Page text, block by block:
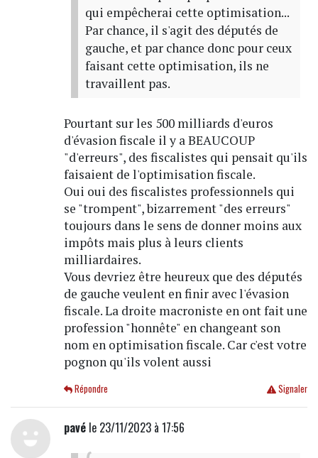
qui empêcherai cette optimisation...
Par chance, il s'agit des députés de
gauche, et par chance donc pour ceux
faisant cette optimisation, ils ne
travaillent pas.
Pourtant sur les 500 milliards d'euros
d'évasion fiscale il y a BEAUCOUP
"d'erreurs", des fiscalistes qui pensait qu'ils
faisaient de l'optimisation fiscale.
Oui oui des fiscalistes professionnels qui
se "trompent", bizarrement "des erreurs"
toujours dans le sens de donner moins aux
impôts mais plus à leurs clients
milliardaires.
Vous devriez être heureux que des députés
de gauche veulent en finir avec l'évasion
fiscale. La droite macroniste en ont fait une
profession "honnête" en changeant son
nom en optimisation fiscale. Car c'est votre
pognon qu'ils volent aussi
Signaler
Répondre
pavéle 23/11/2023 à 17:56